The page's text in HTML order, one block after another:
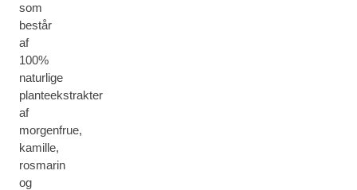
som
består
af
100%
naturlige
planteekstrakter
af
morgenfrue,
kamille,
rosmarin
og